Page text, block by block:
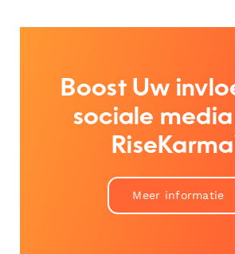
Boost Uw
sociale
Meer informatie